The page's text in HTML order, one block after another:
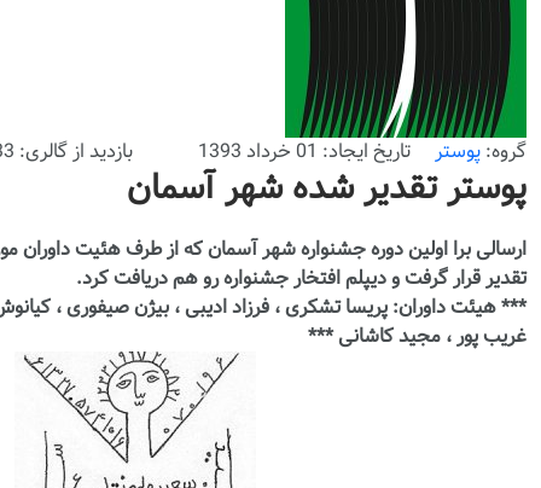
گروه:پوستر تاریخ ایجاد: 01 خرداد 1393 بازدید از گالری: 233 بار
پوستر تقدیر شده شهر آسمان
ارسالی برا اولین دوره جشنواره شهر آسمان که از طرف هئیت داوران
تقدیر قرار گرفت و دیپلم افتخار جشنواره رو هم دریافت کرد.
*** هیئت داوران: پریسا تشکری ، فرزاد ادیبی ، بیژن صیفوری ،
غریب پور ، مجید کاشانی ***